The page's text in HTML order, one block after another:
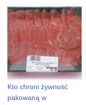
Kto chroni żywność
pakowaną w